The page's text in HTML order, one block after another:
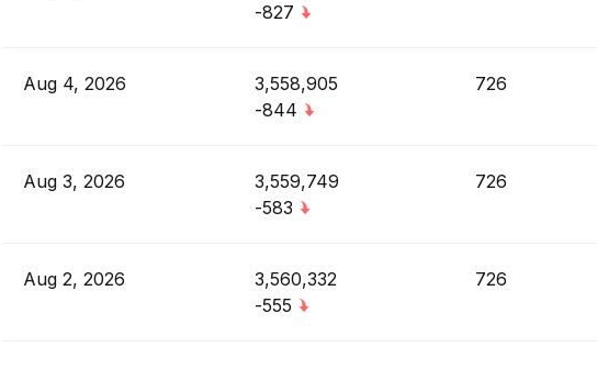
-827
Aug 4, 2026
3,558,905
-844
726
Aug 3, 2026
3,559,749
-583
726
Aug 2, 2026
3,560,332
-555
726